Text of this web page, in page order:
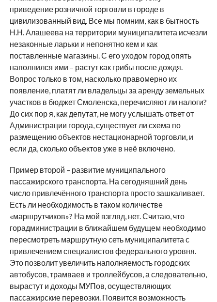
приведение розничной торговли в городе в
цивилизованный вид. Все мы помним, как в бытность
Н.Н. Алашеева на территории муниципалитета исчезли
незаконные ларьки и непонятно кем и как
поставленные магазины. С его уходом город опять
наполнился ими – растут как грибы после дождя.
Вопрос только в том, насколько правомерно их
появление, платят ли владельцы за аренду земельных
участков в бюджет Смоленска, перечисляют ли налоги?
До сих пор я, как депутат, не могу услышать ответ от
Администрации города, существует ли схема по
размещению объектов нестационарной торговли, и
если да, сколько объектов уже в неё включено.
Пример второй – развитие муниципального
пассажирского транспорта. На сегодняшний день
число привлечённого транспорта просто зашкаливает.
Есть ли необходимость в таком количестве
«маршрутчиков»? На мой взгляд, нет. Считаю, что
горадминистрации в ближайшем будущем необходимо
пересмотреть маршрутную сеть муниципалитета с
привлечением специалистов федерального уровня.
Это позволит увеличить наполняемость городских
автобусов, трамваев и троллейбусов, а следовательно,
вырастут и доходы МУПов, осуществляющих
пассажирские перевозки. Появится возможность